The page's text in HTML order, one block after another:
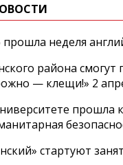
неделя
района смогут
— клещи!» 2
прошла
стартуют